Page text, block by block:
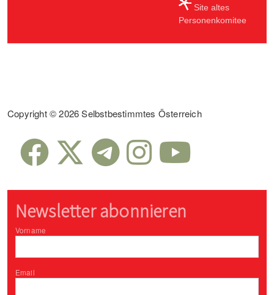
Site altes
Personenkomitee
Copyright © 2026 Selbstbestimmtes Österreich
Newsletter abonnieren
Vorname
Email